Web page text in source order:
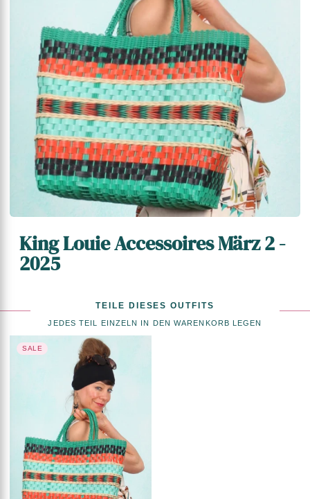
King Louie Accessoires März 2 -
2025
TEILE DIESES OUTFITS
JEDES TEIL EINZELN IN DEN WARENKORB LEGEN
SALE